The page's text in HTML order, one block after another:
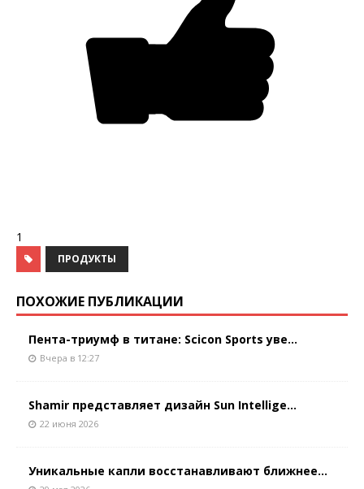
1
ПРОДУКТЫ
ПОХОЖИЕ ПУБЛИКАЦИИ
Пента-триумф в титане: Scicon Sports уве...
Вчера в 12:27
Shamir представляет дизайн Sun Intellige...
22 июня 2026
Уникальные капли восстанавливают ближнее...